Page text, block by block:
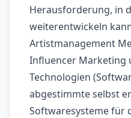
Herausforderung, in
weiterentwickeln
Artistmanagement
Influencer Marketing
Technologien
abgestimmte selbst
Softwaresysteme für